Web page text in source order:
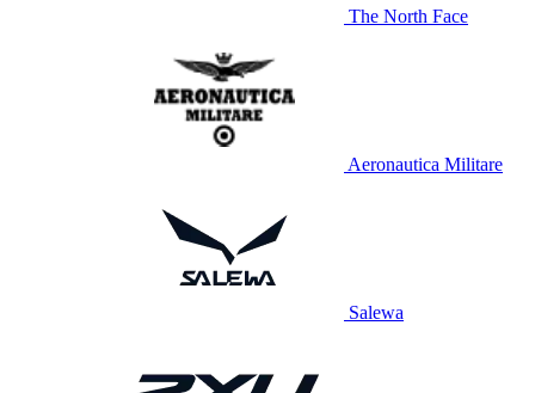
The North Face
Aeronautica Militare
Salewa